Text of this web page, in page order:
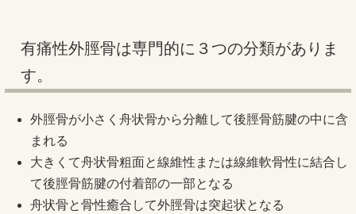
有痛性外脛骨は専門的に３つの分類がありま
す。
外脛骨が小さく舟状骨から分離して後脛骨筋腱の中に含
まれる
大きくて舟状骨粗面と線維性または線維軟骨性に結合し
て後脛骨筋腱の付着部の一部となる
舟状骨と骨性癒合して外脛骨は突起状となる